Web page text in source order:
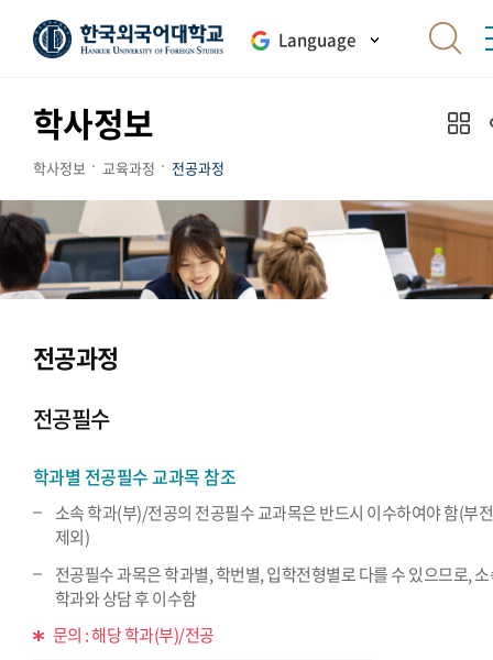
Language
학사정보
학사정보 교육과정 전공과정
전공과정
전공필수
학과별 전공필수 교과목 참조
소속 학과(부)/전공의 전공필수 교과목은 반드시 이수하여야 함(부
제외)
전공필수 과목은 학과별, 학번별, 입학전형별로 다를 수 있으므로,
학과와 상담 후 이수함
문의 : 해당 학과(부)/전공